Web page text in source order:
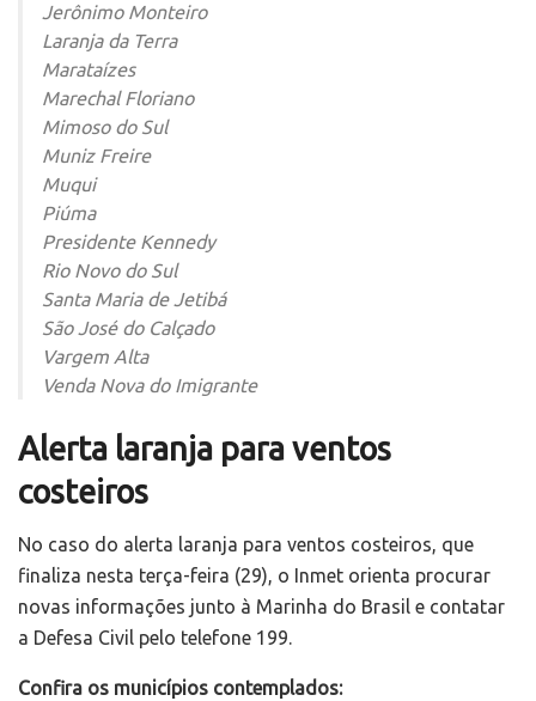
Jerônimo Monteiro
Laranja da Terra
Marataízes
Marechal Floriano
Mimoso do Sul
Muniz Freire
Muqui
Piúma
Presidente Kennedy
Rio Novo do Sul
Santa Maria de Jetibá
São José do Calçado
Vargem Alta
Venda Nova do Imigrante
Alerta laranja para ventos
costeiros
No caso do alerta laranja para ventos costeiros, que
finaliza nesta terça-feira (29), o Inmet orienta procurar
novas informações junto à Marinha do Brasil e contatar
a Defesa Civil pelo telefone 199.
Confira os municípios contemplados: